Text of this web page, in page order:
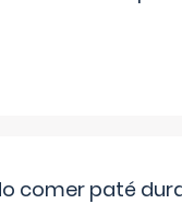
comer paté